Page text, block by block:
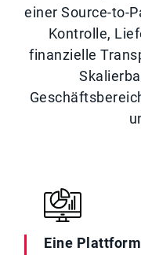
einer Source-to-
Kontrolle,
finanzielle
Eine